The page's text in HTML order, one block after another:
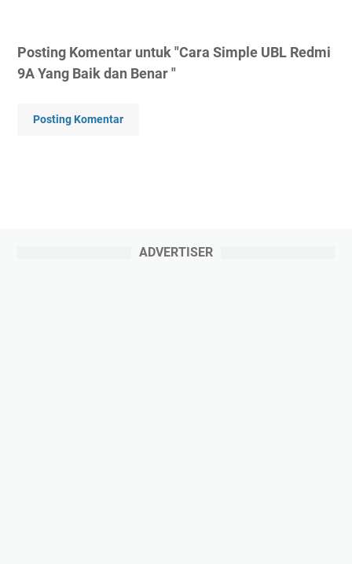
Posting Komentar untuk "Cara Simple UBL Redmi
9A Yang Baik dan Benar "
Posting Komentar
ADVERTISER